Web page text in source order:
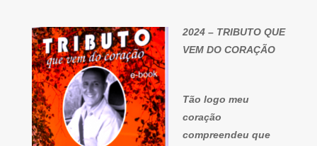
2024 – TRIBUTO QUE
VEM DO CORAÇÃO
Tão logo meu
coração
compreendeu que